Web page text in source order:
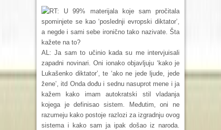
RT: U 99% materijala koje sam pročitala
spominjete se kao ‘poslednji evropski diktator’,
a negde i sami sebe ironično tako nazivate. Šta
kažete na to?
AL: Ja sam to učinio kada su me intervjuisali
zapadni novinari. Oni ionako objavljuju ‘kako je
Lukašenko diktator’, te ‘ako ne jede ljude, jede
žene’, itd Onda dođu i sednu nasuprot mene i ja
kažem kako imam autokratski stil vladanja
kojega je definisao sistem. Međutim, oni ne
razumeju kako postoje razlozi za izgradnju ovog
sistema i kako sam ja ipak došao iz naroda.